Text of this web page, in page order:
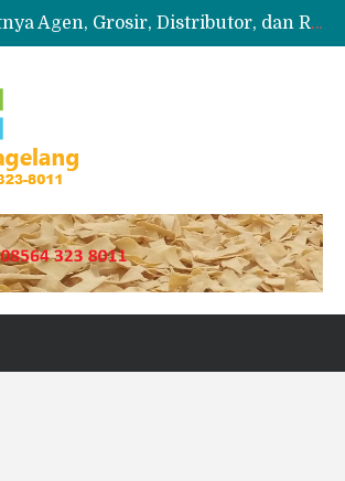
Pusatnya Agen, Grosir, Distributor, dan Reseller Puyur Koin
Slondok
Koin Mentah 1 Ball 5 kg